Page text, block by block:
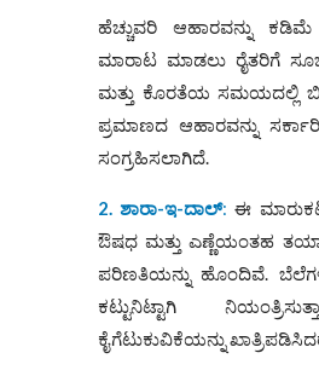
ಹೆಚ್ಚುವರಿ ಆಹಾರವನ್ನು ಕಡಿಮೆ
ಮಾರಾಟ ಮಾಡಲು ರೈತರಿಗೆ
ಮತ್ತು ಕೊರತೆಯ ಸಮಯದಲ್ಲಿ
ಪ್ರಮಾಣದ ಆಹಾರವನ್ನು
ಸಂಗ್ರಹಿಸಲಾಗಿದೆ.
2. ಶಾರಾ-ಇ-ದಾಲ್: ಈ
ಔಷಧ ಮತ್ತು ಎಣ್ಣೆಯಂತಹ
ಪರಿಣತಿಯನ್ನು ಹೊಂದಿವೆ.
ಕಟ್ಟುನಿಟ್ಟಾಗಿ
ಕೈಗೆಟುಕುವಿಕೆಯನ್ನು